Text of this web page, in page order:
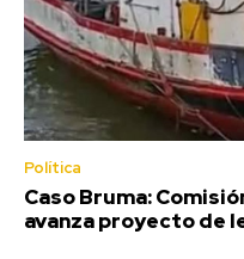
Política
Caso Bruma:
avanza proyecto de